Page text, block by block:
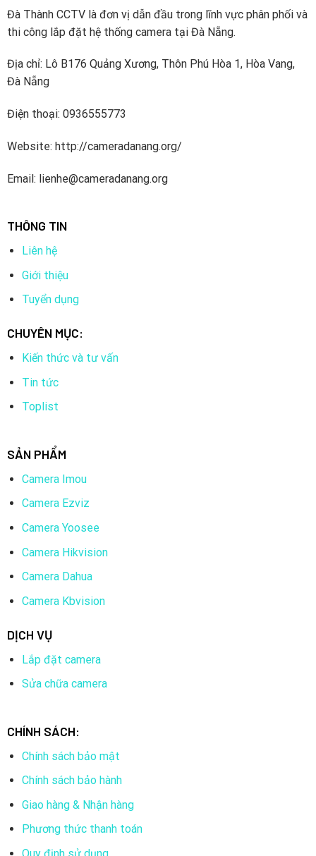
Đà Thành CCTV là đơn vị dẫn đầu trong lĩnh vực phân phối và
thi công lắp đặt hệ thống camera tại Đà Nẵng.
Địa chỉ: Lô B176 Quảng Xương, Thôn Phú Hòa 1, Hòa Vang,
Đà Nẵng
Điện thoại: 0936555773
Website: http://cameradanang.org/
Email: lienhe@cameradanang.org
THÔNG TIN
Liên hệ
Giới thiệu
Tuyển dụng
CHUYÊN MỤC:
Kiến thức và tư vấn
Tin tức
Toplist
SẢN PHẨM
Camera Imou
Camera Ezviz
Camera Yoosee
Camera Hikvision
Camera Dahua
Camera Kbvision
DỊCH VỤ
Lắp đặt camera
Sửa chữa camera
CHÍNH SÁCH:
Chính sách bảo mật
Chính sách bảo hành
Giao hàng & Nhận hàng
Phương thức thanh toán